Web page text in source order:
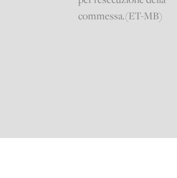
commessa.(ET-MB)